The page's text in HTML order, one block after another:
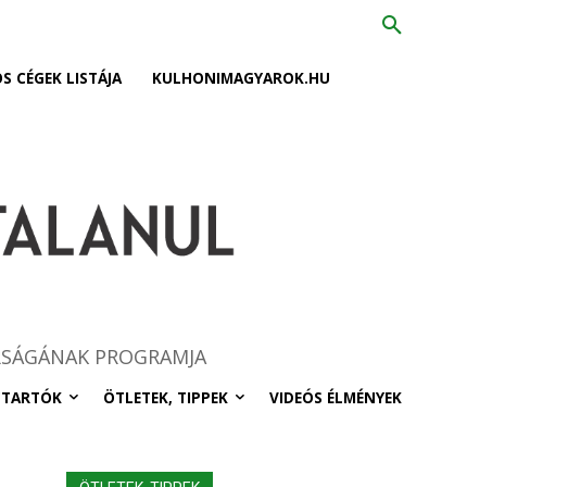
CÉGEK LISTÁJA KULHONIMAGYAROK.HU
PROGRAMJA
ÖTLETEK, TIPPEK VIDEÓS ÉLMÉNYEK